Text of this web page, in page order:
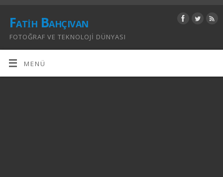
Fatih Bahçıvan
FOTOĞRAF VE TEKNOLOJI DÜNYASI
MENÜ